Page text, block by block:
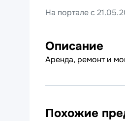
На портале с
Описание
Аренда, ремонт и
Похожие